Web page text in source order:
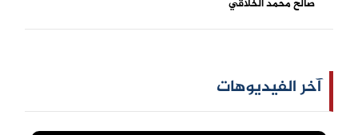
صالح محمد الخلاقي
آخر الفيديوهات